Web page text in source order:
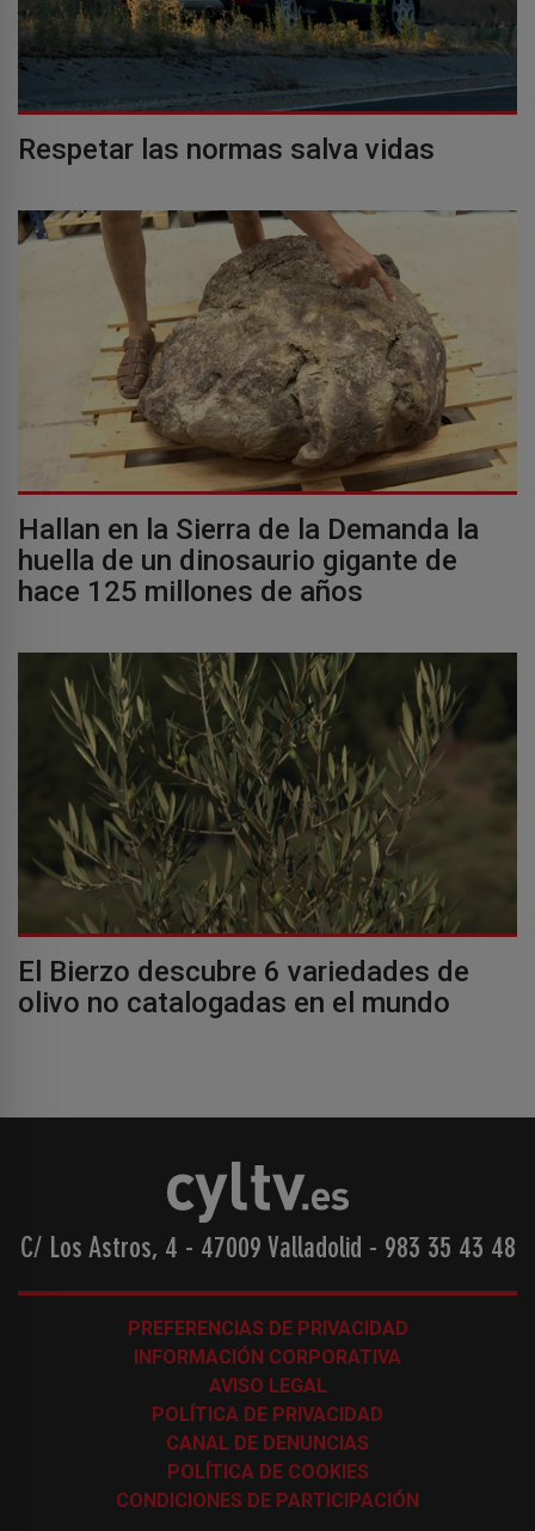
Respetar las normas salva vidas
Hallan en la Sierra de la Demanda la
huella de un dinosaurio gigante de
hace 125 millones de años
El Bierzo descubre 6 variedades de
olivo no catalogadas en el mundo
C/ Los Astros, 4 - 47009 Valladolid - 983 35 43 48
PREFERENCIAS DE PRIVACIDAD
INFORMACIÓN CORPORATIVA
AVISO LEGAL
POLÍTICA DE PRIVACIDAD
CANAL DE DENUNCIAS
POLÍTICA DE COOKIES
CONDICIONES DE PARTICIPACIÓN